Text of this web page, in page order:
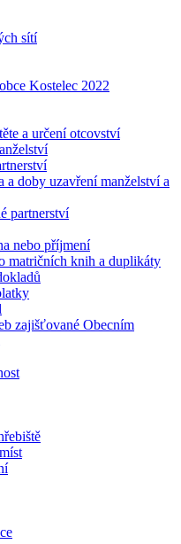
sítí
Kostelec 2022
a určení otcovství
a doby uzavření manželství a
partnerství
nebo příjmení
matričních knih a duplikáty
zajišťované Obecním